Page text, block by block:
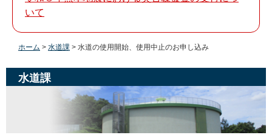
いて
ホーム > 水道課 > 水道の使用開始、使用中止のお申し込み
水道課